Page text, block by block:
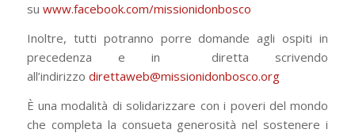
su www.facebook.com/missionidonbosco
Inoltre, tutti potranno porre domande agli ospiti in
precedenza e in
diretta scrivendo
all’indirizzo direttaweb@missionidonbosco.org
È una modalità di solidarizzare con i poveri del mondo
che completa la consueta generosità nel sostenere i